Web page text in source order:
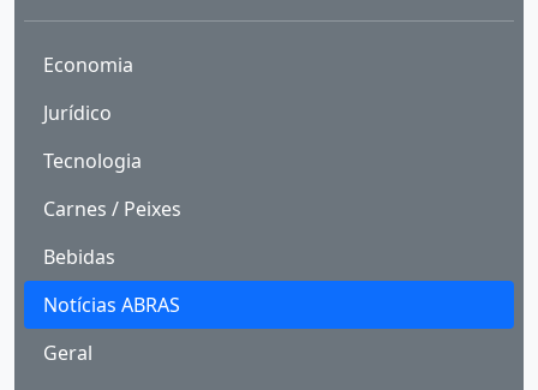
Economia
Jurídico
Tecnologia
Carnes / Peixes
Bebidas
Notícias ABRAS
Geral